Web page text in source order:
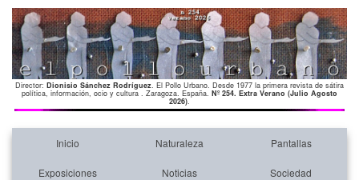
Director: Dionisio Sánchez Rodríguez. El Pollo Urbano. Desde 1977 la primera revista de sátira
política, información, ocio y cultura . Zaragoza. España. Nº 254. Extra Verano (Julio Agosto
2026).
Inicio Naturaleza Pantallas
Exposiciones Noticias Sociedad